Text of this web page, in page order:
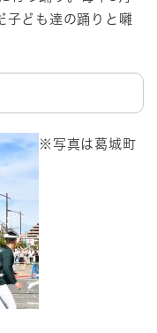
子ども達の踊りと囃
※写真は葛城町